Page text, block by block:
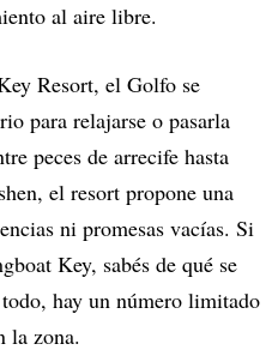
al aire libre.
Resort, el Golfo se
para relajarse o pasarla
peces de arrecife hasta
el resort propone una
ni promesas vacías. Si
Key, sabés de qué se
hay un número limitado
la zona.